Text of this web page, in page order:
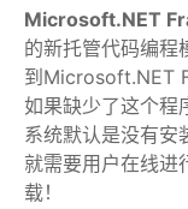
Microsoft.NET
的新托管代码编程
到Microsoft.NET
如果缺少了这个程
系统默认是没有
就需要用户在线进
载！